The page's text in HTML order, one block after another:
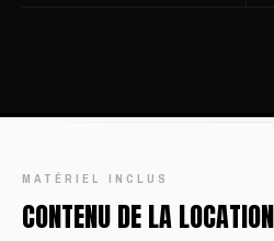
MATÉRIEL INCLUS
CONTENU DE LA LOCATION